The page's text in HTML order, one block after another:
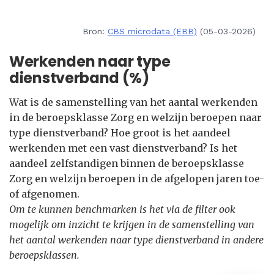
Bron: CBS microdata (EBB) (05-03-2026)
Werkenden naar type
dienstverband (%)
Wat is de samenstelling van het aantal werkenden
in de beroepsklasse Zorg en welzijn beroepen naar
type dienstverband? Hoe groot is het aandeel
werkenden met een vast dienstverband? Is het
aandeel zelfstandigen binnen de beroepsklasse
Zorg en welzijn beroepen in de afgelopen jaren toe-
of afgenomen.
Om te kunnen benchmarken is het via de filter ook
mogelijk om inzicht te krijgen in de samenstelling van
het aantal werkenden naar type dienstverband in andere
beroepsklassen.